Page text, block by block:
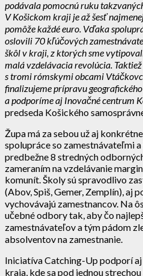
podávala pomocnú ruku
V Košickom kraji je až šesť
pomôže každé euro. Vďaka
oslovili 70 kľúčových
škôl v kraji, z ktorých sme
malá vzdelávacia revolúcia.
s tromi rómskymi obcami
finalizujeme prípravu
a podporíme aj Inovačné centrum
predseda Košického
Župa má za sebou už aj
spolupráce so zamestnávateľmi
predbežne 8 stredných
zameraním na vzdelávanie
komunít. Školy sú spravodlivo
(Abov, Spiš, Gemer, Zemplín), aj
vychovávajú zamestnancov. Na
učebné odbory tak, aby čo
zamestnávateľov a tým pádom
absolventov na zamestnanie.
Iniciatíva Catching-Up podporí
kraja, kde sa pod jednou